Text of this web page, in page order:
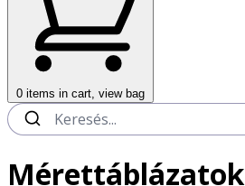
0 items in cart, view bag
Mérettáblázatok